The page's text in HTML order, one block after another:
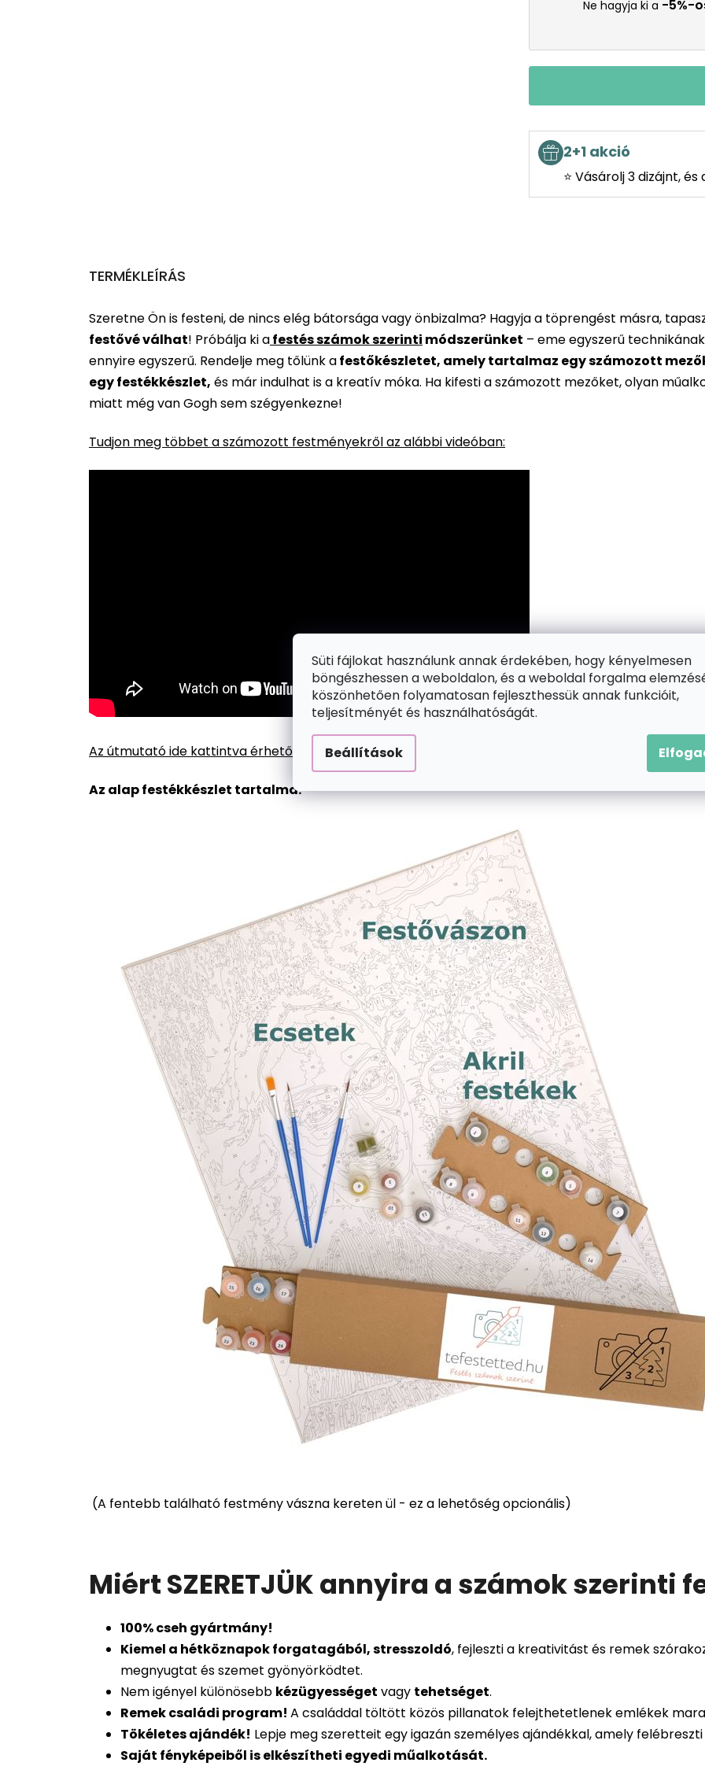
Süti fájlokat használunk annak érdekében, hogy kényelmesen
böngészhessen a weboldalon, és a weboldal forgalma
köszönhetően folyamatosan fejleszthessük annak funkcióit,
teljesítményét és használhatóságát.
Beállítások
Ne hagyja ki a -5%-
2+1 akció
⭐ Vásárolj 3 dizájnt,
TERMÉKLEÍRÁS
Szeretne Ön is festeni, de nincs elég bátorsága vagy önbizalma? Hagyja a töprengést másra,
festővé válhat! Próbálja ki afestés számok szerinti módszerünket – eme egyszerű
ennyire egyszerű. Rendelje meg tőlünk afestőkészletet, amely tartalmaz egy számozott
egy festékkészlet, és már indulhat is a kreatív móka. Ha kifesti a számozott mezőket, olyan
miatt még van Gogh sem szégyenkezne!
Tudjon meg többet a számozott festményekről az alábbi videóban:
Az útmutató ide kattintva érhető el.
Az alap festékkészlet tartalma:
(A fentebb található festmény vászna kereten ül - ez a lehetőség opcionális)
Miért SZERETJÜK annyira a számok szerinti
100%cseh gyártmány!
Kiemel a hétköznapok forgatagából, stresszoldó, fejleszti a kreativitást és remek
megnyugtat és szemet gyönyörködtet.
Nem igényel különösebb kézügyességet vagy tehetséget.
Remek családi program! A családdal töltött közös pillanatok felejthetetlenek emlékek
Tökéletes ajándék! Lepje meg szeretteit egy igazán személyes ajándékkal, amely
Saját fényképeiből iselkészítheti egyedi műalkotását.